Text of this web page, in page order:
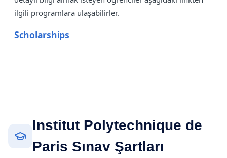
ilgili programlara ulaşabilirler.
Scholarships
Institut Polytechnique de
Paris Sınav Şartları